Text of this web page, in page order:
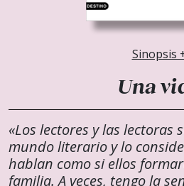
Sinopsis
Una
«Los lectores y las lectoras
mundo literario y lo
hablan como si ellos
familia. A veces, tengo la